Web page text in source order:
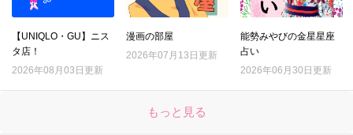
【UNIQLO・GU】ニス
タ店！
2026年08月03日更新
漫画の部屋
2026年07月13日更新
能勢みやびの金星星座
占い
2026年06月30日更新
もっと見る